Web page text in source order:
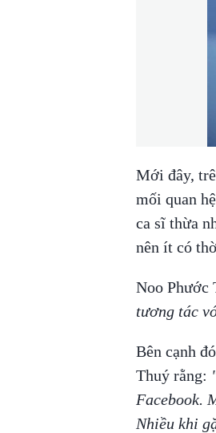
Mới đây,
mối quan
ca sĩ thừa
nên ít có
Noo Phước
tương tác
Bên cạnh
Thuý rằng:
Facebook.
Nhiều khi